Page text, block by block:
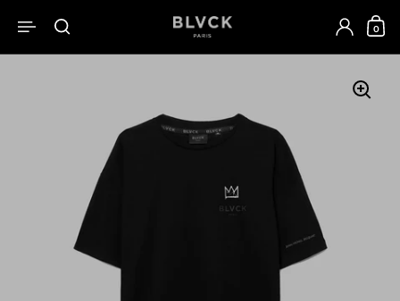
開啟選單開啟搜尋 開啟
0